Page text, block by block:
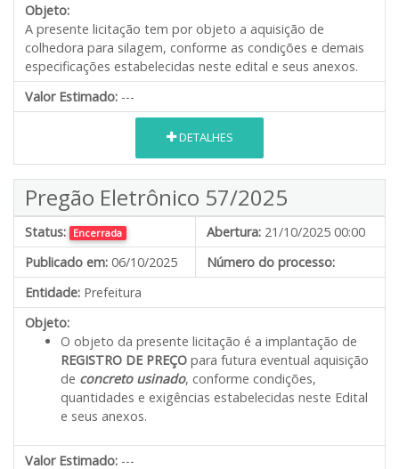
Objeto:
A presente licitação tem por objeto a aquisição de
colhedora para silagem, conforme as condições e demais
especificações estabelecidas neste edital e seus anexos.
Valor Estimado: ---
DETALHES
Pregão Eletrônico 57/2025
Status: Encerrada Abertura: 21/10/2025 00:00
Publicado em: 06/10/2025
Número do processo:
Entidade: Prefeitura
Objeto:
O objeto da presente licitação é a implantação de
REGISTRO DE PREÇO para futura eventual aquisição
de concreto usinado, conforme condições,
quantidades e exigências estabelecidas neste Edital
e seus anexos.
Valor Estimado: ---